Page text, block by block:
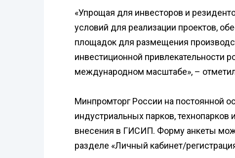
«Упрощая для инвесторов и
условий для реализации проектов,
площадок для размещения
инвестиционной привлекательности
международном масштабе», –
Минпромторг России на постоянной
индустриальных парков,
внесения в ГИСИП. Форму анкеты
разделе «Личный кабинет/